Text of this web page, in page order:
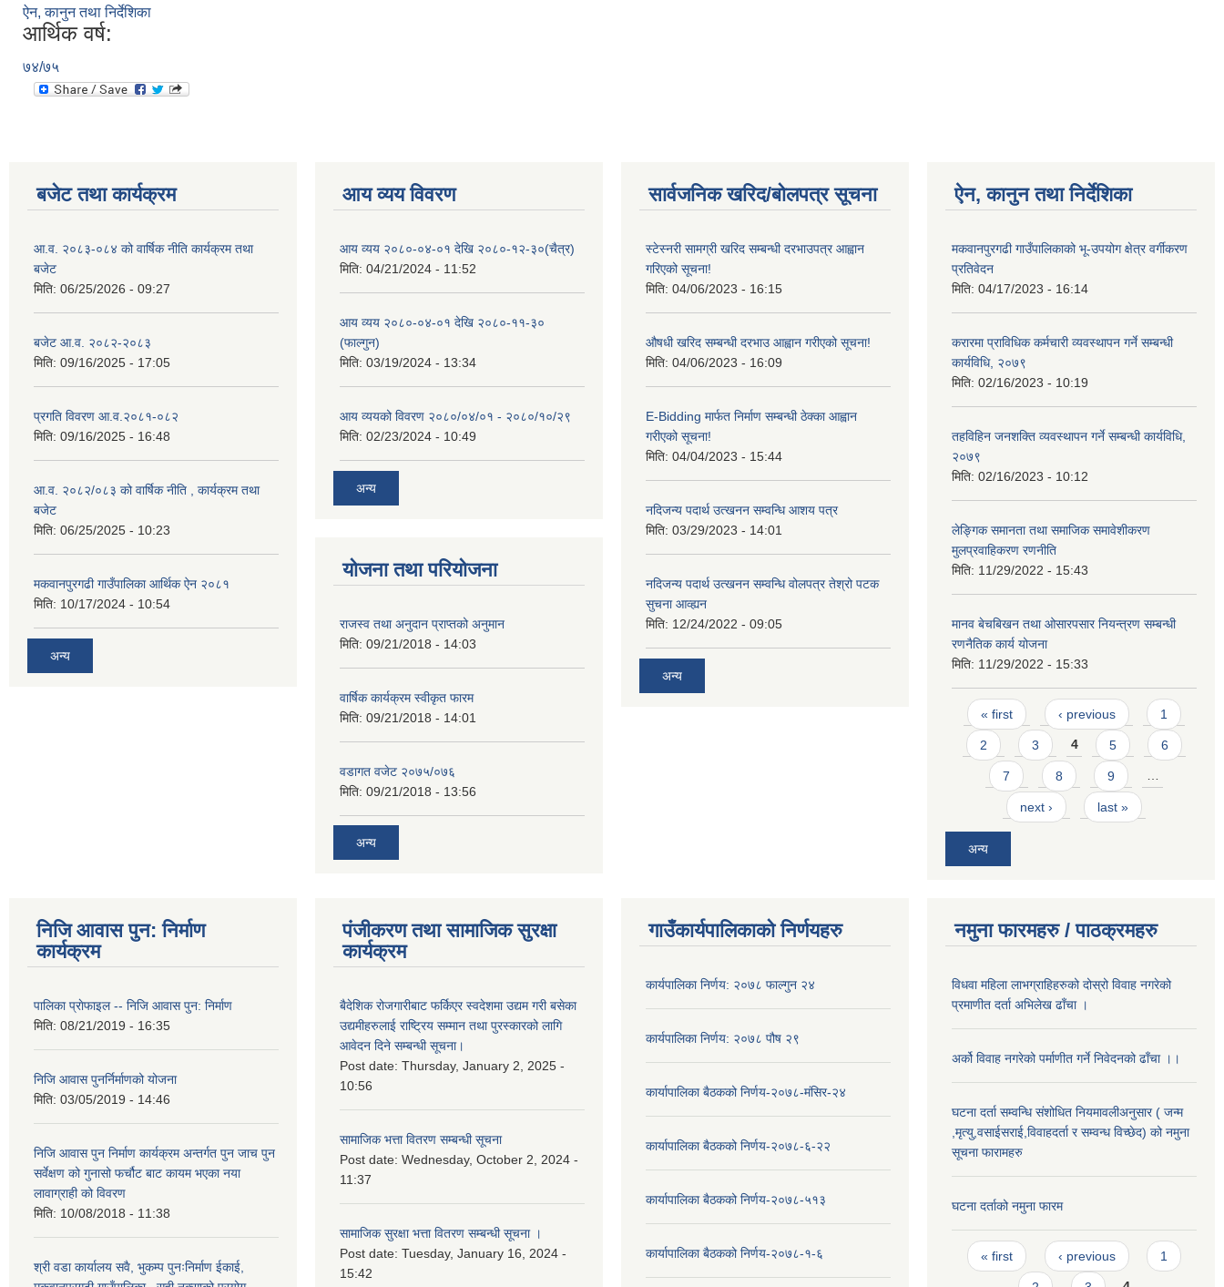
ऐन, कानुन तथा निर्देशिका
आर्थिक वर्ष:
७४/७५
बजेट तथा कार्यक्रम
आ.व. २०८३-०८४ को वार्षिक नीति कार्यक्रम तथा
बजेट
मिति: 06/25/2026 - 09:27
बजेट आ.व. २०८२-२०८३
मिति: 09/16/2025 - 17:05
प्रगति विवरण आ.व.२०८१-०८२
मिति: 09/16/2025 - 16:48
आ.व. २०८२/०८३ को वार्षिक नीति , कार्यक्रम तथा
बजेट
मिति: 06/25/2025 - 10:23
मकवानपुरगढी गाउँपालिका आर्थिक ‌‌‌ऐन २०८१
मिति: 10/17/2024 - 10:54
अन्य
आय व्यय विवरण
आय व्यय २०८०-०४-०१ देखि २०८०-१२-३०(चैत्र)
मिति: 04/21/2024 - 11:52
आय व्यय २०८०-०४-०१ देखि २०८०-११-३०
(फाल्गुन)
मिति: 03/19/2024 - 13:34
आय व्ययको विवरण २०८०/०४/०१ - २०८०/१०/२९
मिति: 02/23/2024 - 10:49
अन्य
योजना तथा परियोजना
राजस्व तथा अनुदान प्राप्तको अनुमान
मिति: 09/21/2018 - 14:03
वार्षिक कार्यक्रम स्वीकृत फारम
मिति: 09/21/2018 - 14:01
वडागत वजेट २०७५/०७६
मिति: 09/21/2018 - 13:56
अन्य
सार्वजनिक खरिद/बोलपत्र सूचना
स्टेस्नरी सामग्री खरिद सम्बन्धी दरभाउपत्र आह्वान
गरिएको सूचना!
मिति: 04/06/2023 - 16:15
औषधी खरिद सम्बन्धी दरभाउ आह्वान गरीएको सूचना!
मिति: 04/06/2023 - 16:09
E-Bidding मार्फत निर्माण सम्बन्धी ठेक्का आह्वान
गरीएको सूचना!
मिति: 04/04/2023 - 15:44
नदिजन्य पदार्थ उत्खनन सम्वन्धि आशय पत्र
मिति: 03/29/2023 - 14:01
नदिजन्य पदार्थ उत्खनन सम्वन्धि वोलपत्र तेश्रो पटक
सुचना आव्ह्यन
मिति: 12/24/2022 - 09:05
अन्य
ऐन, कानुन तथा निर्देशिका
मकवानपुरगढी गाउँपालिकाको भू-उपयोग क्षेत्र वर्गीकरण
प्रतिवेदन
मिति: 04/17/2023 - 16:14
करारमा प्राविधिक कर्मचारी व्यवस्थापन गर्ने सम्बन्धी
कार्यविधि, २०७९
मिति: 02/16/2023 - 10:19
तहविहिन जनशक्ति व्यवस्थापन गर्ने सम्बन्धी कार्यविधि,
२०७९
मिति: 02/16/2023 - 10:12
लेङ्गिक समानता तथा समाजिक समावेशीकरण
मुलप्रवाहिकरण रणनीति
मिति: 11/29/2022 - 15:43
मानव बेचबिखन तथा ओसारपसार नियन्त्रण सम्बन्धी
रणनैतिक कार्य योजना
मिति: 11/29/2022 - 15:33
Pages
« first ‹ previous 1
2 3 4 5 6
7 8 9 …
next › last »
अन्य
निजि आवास पुन: निर्माण
कार्यक्रम
पालिका प्राेफाइल -- निजि आवास पुन: निर्माण
मिति: 08/21/2019 - 16:35
निजि आवास पुनर्निर्माणको योजना
मिति: 03/05/2019 - 14:46
निजि आवास पुन निर्माण कार्यक्रम अन्तर्गत पुन जाच पुन
सर्वेक्षण को गुनासो फर्चौट बाट कायम भएका नया
लावाग्राही को विवरण
मिति: 10/08/2018 - 11:38
श्री वडा कार्यालय सवै, भुकम्प पुनःनिर्माण ईकाई,
पंजीकरण तथा सामाजिक सुरक्षा
कार्यक्रम
बैदेशिक रोजगारीबाट फर्किएर स्वदेशमा उद्यम गरी बसेका
उद्यमीहरुलाई राष्‍ट्रिय सम्मान तथा पुरस्कारको लागि
आवेदन दिने सम्बन्धी सूचना।
Post date: Thursday, January 2, 2025 -
10:56
सामाजिक भत्ता वितरण सम्बन्धी सूचना
Post date: Wednesday, October 2, 2024 -
11:37
सामाजिक सुरक्षा भत्ता वितरण सम्बन्धी सूचना ।
Post date: Tuesday, January 16, 2024 -
15:42
गाउँकार्यपालिकाको निर्णयहरु
कार्यपालिका निर्णय: २०७८ फाल्गुन २४
कार्यपालिका निर्णय: २०७८ पौष २९
कार्यापालिका बैठकको निर्णय-२०७८-मंसिर-२४
कार्यापालिका बैठकको निर्णय-२०७८-६-२२
कार्यापालिका बैठकको निर्णय-२०७८-५१३
कार्यापालिका बैठकको निर्णय-२०७८-१-६
नमुना फारमहरु / पाठक्रमहरु
विधवा महिला लाभग्राहिहरुको दोस्रो विवाह नगरेको
प्रमाणीत दर्ता अभिलेख ढाँचा ।
अर्को विवाह नगरेको पर्माणीत गर्ने निवेदनको ढाँचा ।।
घटना दर्ता सम्वन्धि संशोधित नियमावलीअनुसार ( जन्म
,मृत्यु,वसाईसराई,विवाहदर्ता र सम्वन्ध विच्छेद) को नमुना
सूचना फारामहरु
घटना दर्ताको नमुना फारम
Pages
« first ‹ previous 1